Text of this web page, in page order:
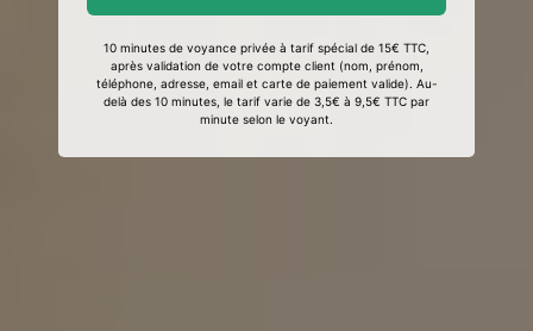
10 minutes de voyance privée à tarif spécial de 15€ TTC,
après validation de votre compte client (nom, prénom,
téléphone, adresse, email et carte de paiement valide). Au-
delà des 10 minutes, le tarif varie de 3,5€ à 9,5€ TTC par
minute selon le voyant.